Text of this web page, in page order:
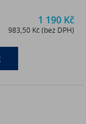
1 190 Kč
983,50 Kč (bez DPH)